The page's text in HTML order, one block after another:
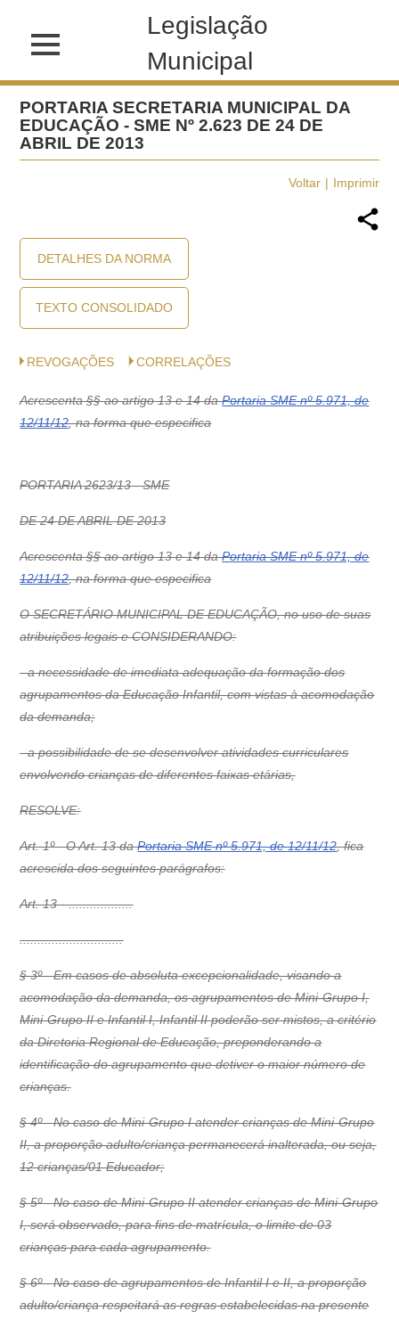
Legislação
Municipal
PORTARIA SECRETARIA MUNICIPAL DA
EDUCAÇÃO - SME Nº 2.623 DE 24 DE
ABRIL DE 2013
Voltar Imprimir
DETALHES DA NORMA
TEXTO CONSOLIDADO
REVOGAÇÕES CORRELAÇÕES
Acrescenta §§ ao artigo 13 e 14 daPortaria SME nº 5.971, de
12/11/12, na forma que especifica
PORTARIA 2623/13 - SME
DE 24 DE ABRIL DE 2013
Acrescenta §§ ao artigo 13 e 14 daPortaria SME nº 5.971, de
12/11/12, na forma que especifica
O SECRETÁRIO MUNICIPAL DE EDUCAÇÃO, no uso de suas
atribuições legais e CONSIDERANDO:
- a necessidade de imediata adequação da formação dos
agrupamentos da Educação Infantil, com vistas à acomodação
da demanda;
- a possibilidade de se desenvolver atividades curriculares
envolvendo crianças de diferentes faixas etárias,
RESOLVE:
Art. 1º - O Art. 13 daPortaria SME nº 5.971, de 12/11/12, fica
acrescida dos seguintes parágrafos:
Art. 13 - ..................
.............................
§ 3º - Em casos de absoluta excepcionalidade, visando a
acomodação da demanda, os agrupamentos de Mini-Grupo I,
Mini-Grupo II e Infantil I, Infantil II poderão ser mistos, a critério
da Diretoria Regional de Educação, preponderando a
identificação do agrupamento que detiver o maior número de
crianças.
§ 4º - No caso de Mini-Grupo I atender crianças de Mini-Grupo
II, a proporção adulto/criança permanecerá inalterada, ou seja,
12 crianças/01 Educador;
§ 5º - No caso de Mini-Grupo II atender crianças de Mini-Grupo
I, será observado, para fins de matrícula, o limite de 03
crianças para cada agrupamento.
§ 6º - No caso de agrupamentos de Infantil I e II, a proporção
adulto/criança respeitará as regras estabelecidas na presente